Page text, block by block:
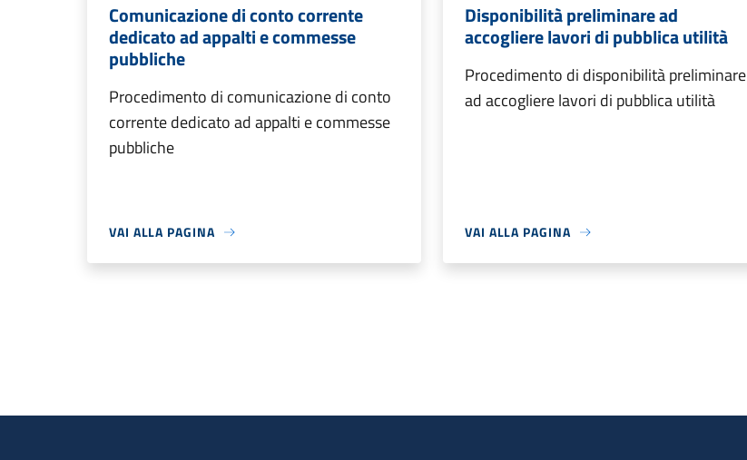
Comunicazione di conto corrente
dedicato ad appalti e commesse
pubbliche
Procedimento di comunicazione di conto
corrente dedicato ad appalti e commesse
pubbliche
VAI ALLA PAGINA
Disponibilità preliminare ad
accogliere lavori di pubblica utilità
Procedimento di disponibilità preliminare
ad accogliere lavori di pubblica utilità
VAI ALLA PAGINA